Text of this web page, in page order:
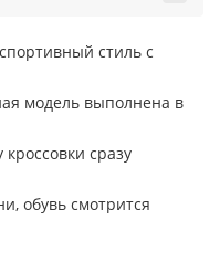
стиль с
модель выполнена в
сразу
обувь смотрится